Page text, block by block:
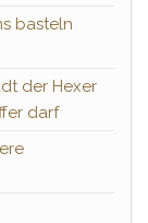
basteln
der Hexer
darf